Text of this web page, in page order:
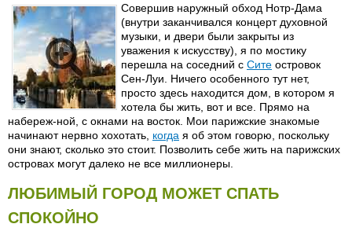
Совершив наружный обход Нотр-Дaма
(внутри заканчивался концерт духовной
музыки, и двери были закрыты из
уважения к искусству), я по мостику
перешла на соседний с Сите островок
Сен-Луи. Ничего особенного тут нет,
просто здесь находится дом, в котором я
хотела бы жить, вот и все. Прямо на
набереж-ной, с окнами на восток. Мои парижские знакомые
начинают нервно хохотать, когда я об этом говорю, поскольку
они знают, сколько это стоит. Позволить себе жить на парижских
островах могут далеко не все миллионеры.
ЛЮБИМЫЙ ГОРОД МОЖЕТ СПАТЬ
СПОКОЙНО